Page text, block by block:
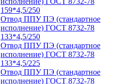
159*4,5/250
Отвод ППУ ПЭ (стандартное
исполнение) ГОСТ 8732-78
133*4,5/250
Отвод ППУ ПЭ (стандартное
исполнение) ГОСТ 8732-78
133*4,5/225
Отвод ППУ ПЭ (стандартное
исполнение) ГОСТ 8732-78